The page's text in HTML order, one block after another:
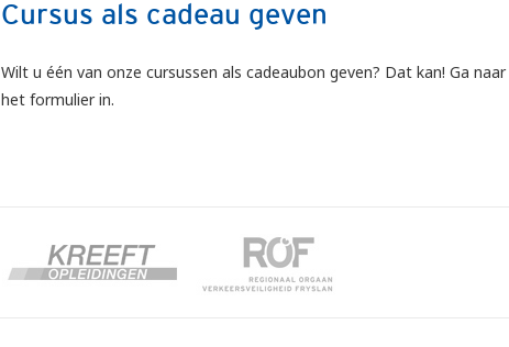
Cursus als cadeau geven
Wilt u één van onze cursussen als cadeaubon geven? Dat kan! Ga naar
het formulier in.